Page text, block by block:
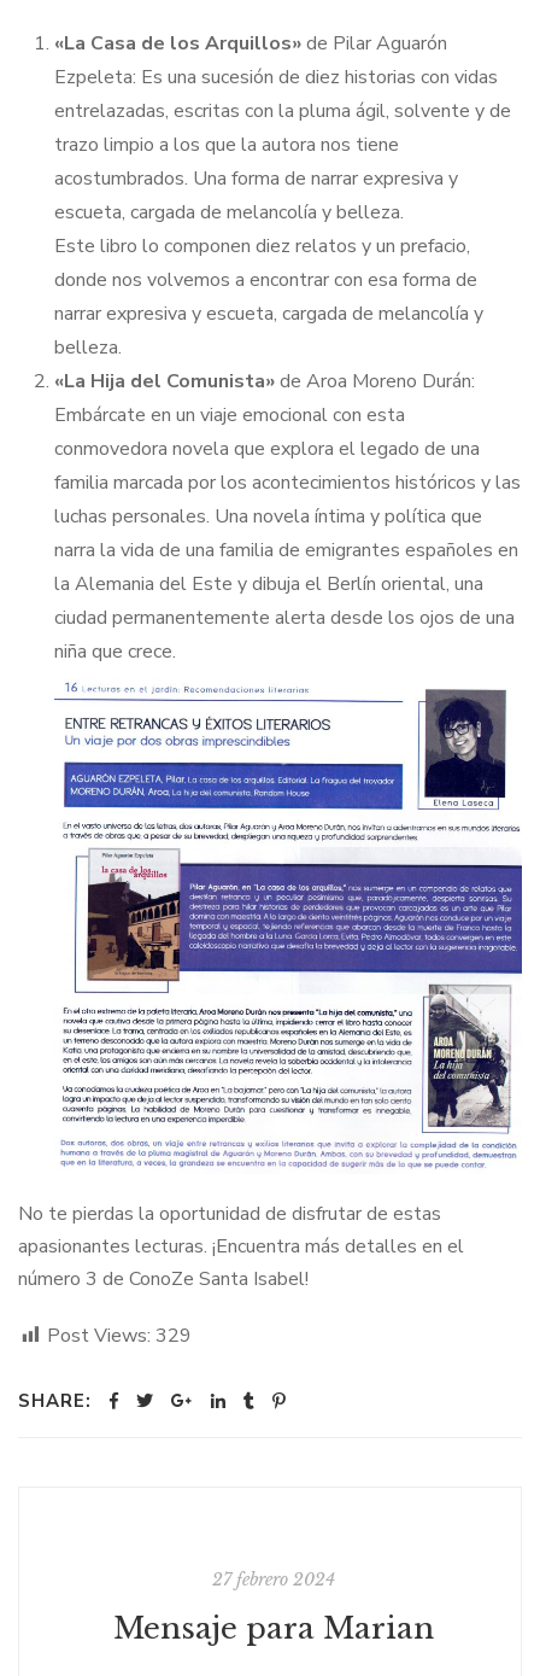
«La Casa de los Arquillos»de Pilar Aguarón
Ezpeleta: Es una sucesión de diez historias con vidas
entrelazadas, escritas con la pluma ágil, solvente y de
trazo limpio a los que la autora nos tiene
acostumbrados. Una forma de narrar expresiva y
escueta, cargada de melancolía y belleza.
Este libro lo componen diez relatos y un prefacio,
donde nos volvemos a encontrar con esa forma de
narrar expresiva y escueta, cargada de melancolía y
belleza.
«La Hija del Comunista»de Aroa Moreno Durán:
Embárcate en un viaje emocional con esta
conmovedora novela que explora el legado de una
familia marcada por los acontecimientos históricos y las
luchas personales. Una novela íntima y política que
narra la vida de una familia de emigrantes españoles en
la Alemania del Este y dibuja el Berlín oriental, una
ciudad permanentemente alerta desde los ojos de una
niña que crece.
No te pierdas la oportunidad de disfrutar de estas
apasionantes lecturas. ¡Encuentra más detalles en el
número 3 de ConoZe Santa Isabel!
Post Views: 329
SHARE:
27 febrero 2024
Mensaje para Marian